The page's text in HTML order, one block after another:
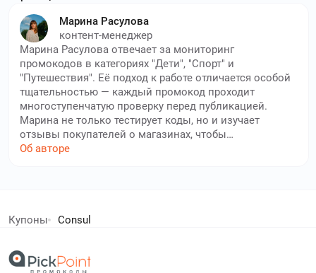
Марина Расулова
контент-менеджер
Марина Расулова отвечает за мониторинг
промокодов в категориях "Дети", "Спорт" и
"Путешествия". Её подход к работе отличается особой
тщательностью — каждый промокод проходит
многоступенчатую проверку перед публикацией.
Марина не только тестирует коды, но и изучает
отзывы покупателей о магазинах, чтобы
рекомендовать только надежные площадки.
объясняет нюансы программ лояльности и
Об авторе
Купоны Consul